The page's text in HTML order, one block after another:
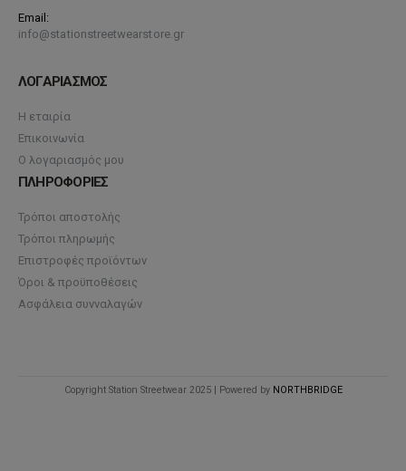
Email:
info@stationstreetwearstore.gr
ΛΟΓΑΡΙΑΣΜΟΣ
Η εταιρία
Επικοινωνία
Ο λογαριασμός μου
ΠΛΗΡΟΦΟΡΙΕΣ
Τρόποι αποστολής
Τρόποι πληρωμής
Επιστροφές προϊόντων
Όροι & προϋποθέσεις
Ασφάλεια συνναλαγών
Copyright Station Streetwear 2025 | Powered by NORTHBRIDGE